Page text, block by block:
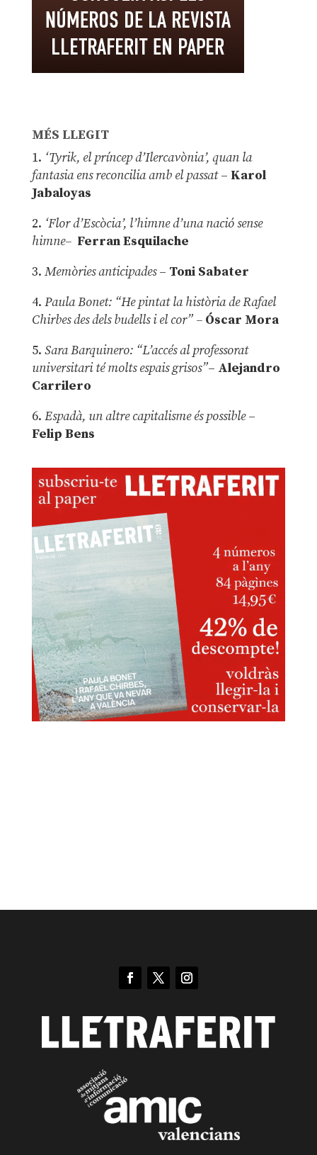
MÉS LLEGIT
1. ‘Tyrik, el príncep d’Ilercavònia’, quan la
fantasia ens reconcilia amb el passat– Karol
Jabaloyas
2. ‘Flor d’Escòcia’, l’himne d’una nació sense
himne– Ferran Esquilache
3. Memòries anticipades– Toni Sabater
4. Paula Bonet: “He pintat la història de Rafael
Chirbes des dels budells i el cor” –Óscar Mora
5. Sara Barquinero: “L’accés al professorat
universitari té molts espais grisos”– Alejandro
Carrilero
6. Espadà, un altre capitalisme és possible –
Felip Bens